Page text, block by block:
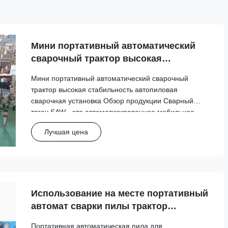
Мини портативный автоматический
сварочный трактор высокая
установка
Мини портативный автоматический сварочный
трактор высокая стабильность автопиловая
сварочная установка Обзор продукции Сварный
тягач SAW - это автоматизированное мобильное
устройство, специально разработанное для сварки
танков.Эта портативная система несет головку
Лучшая цена
Использование на месте портативный
автомат сварки пилы трактор
Портативная автоматическая пила для